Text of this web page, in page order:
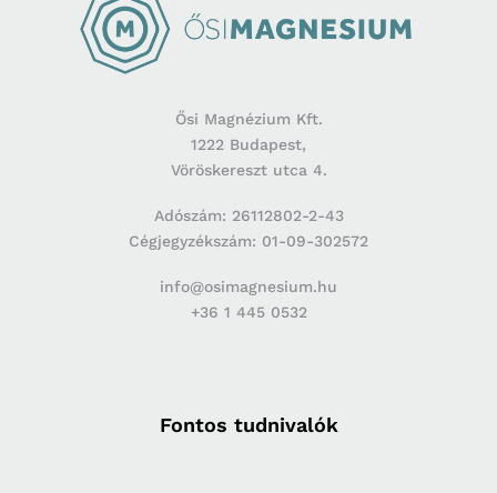
Ősi Magnézium Kft.
1222 Budapest,
Vöröskereszt utca 4.
Adószám: 26112802-2-43
Cégjegyzékszám: 01-09-302572
info@osimagnesium.hu
+36 1 445 0532
Fontos tudnivalók